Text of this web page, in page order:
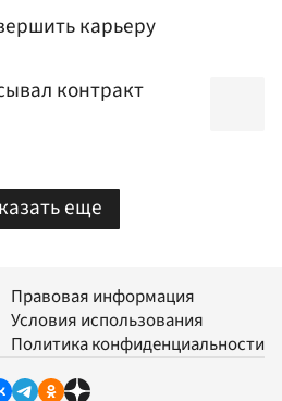
карьеру
контракт
еще
Правовая информация
Условия использования
Политика конфиденциальности